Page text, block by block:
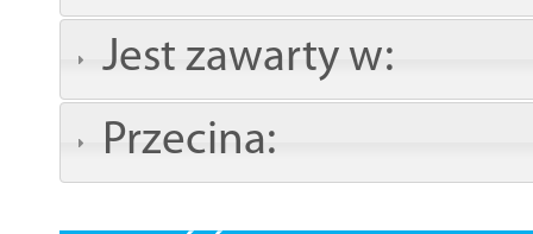
Jest zawarty w:
Przecina: